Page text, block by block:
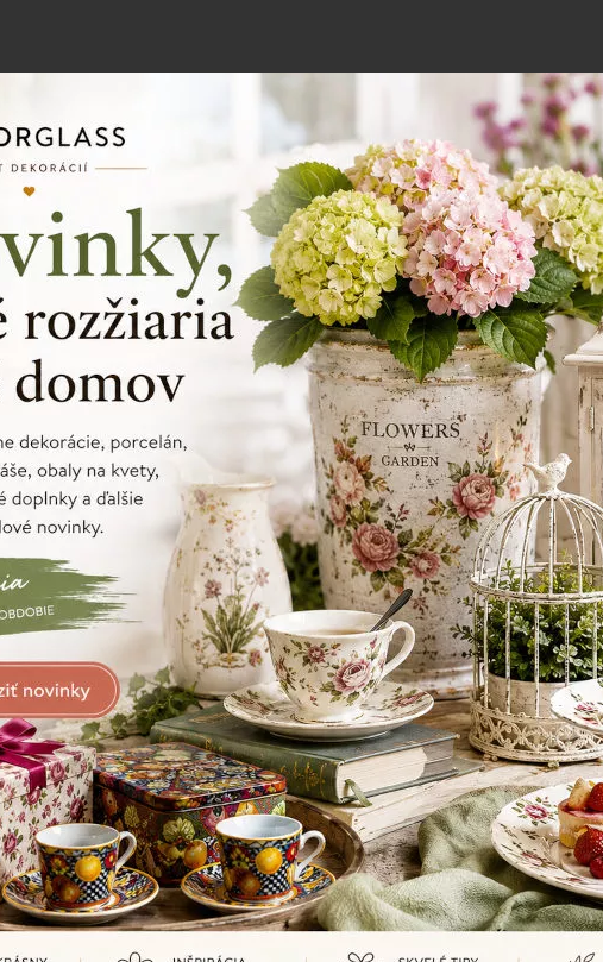
Porcelán
Ako sa správne starať o porcelánové
riady?
Porcelánové riady stačí umývať šetrne, vyhýbať sa
nárazom a prudkým zmenám teplôt. Správna starostlivosť
pomôže zachovať ich vzhľad aj životnosť.
Porcelán
Sú porcelánové hrnčeky vhodné na
horúce nápoje?
Áno, porcelánové hrnčeky sú ideálne na horúce nápoje,
ako sú káva, čaj alebo horúca čokoláda. Porcelán dobre
udržiava teplotu nápoja a zároveň je príjemný na používanie.